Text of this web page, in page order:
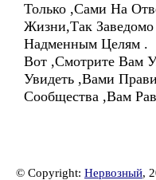
Только ,Сами На
Жизни,Так
Надменным Целям .
Вот ,Смотрите Вам
Увидеть ,Вами
Сообщества ,Вам
© Copyright: Нервозный,